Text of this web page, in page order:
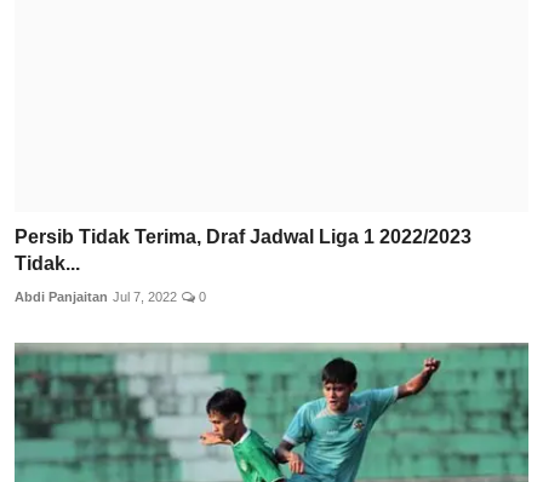
Persib Tidak Terima, Draf Jadwal Liga 1 2022/2023
Tidak...
Abdi Panjaitan Jul 7, 2022 0